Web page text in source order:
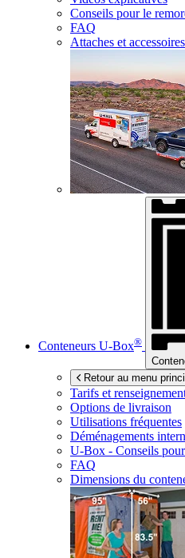
Conseils pour le
FAQ
Attaches et accessoires
Conteneurs U-Box®
Retour au menu
Tarifs et
Options de livraison
Utilisations fréquentes
Déménagements
U-Box - Conseils
FAQ
Dimensions du